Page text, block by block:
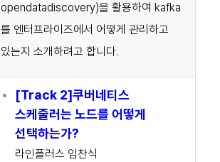
opendatadiscovery)을 활용하여 kafka
를 엔터프라이즈에서 어떻게 관리하고
있는지 소개하려고 합니다.
[Track 2]쿠버네티스
스케줄러는 노드를 어떻게
선택하는가?
라인플러스 임찬식